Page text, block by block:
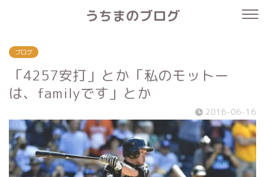
うちまのブログ
ブログ
「4257安打」とか「私のモットー
は、familyです」とか
2016-06-16